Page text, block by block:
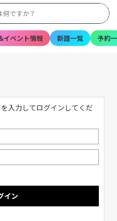
イベント情報 新譜一覧 予約
入力してログインしてくだ